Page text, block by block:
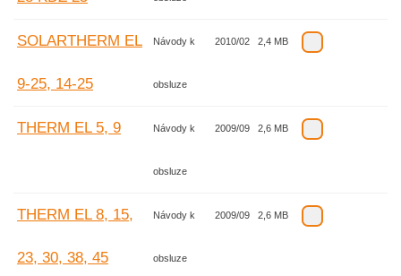
SOLARTHERM EL
9-25, 14-25
Návody k
obsluze
2010/02 2,4 MB
THERM EL 5, 9 Návody k
obsluze
2009/09 2,6 MB
THERM EL 8, 15,
23, 30, 38, 45
Návody k
obsluze
2009/09 2,6 MB